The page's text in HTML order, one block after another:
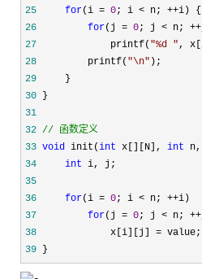
25
for(i = 0; i < n; ++
26
for(j = 0; j < n; ++
27
             printf(
"%d "
28
         printf(
"\n"
29
30
31
32 // 函数定义
33 void init(int x[][N], int n,
34
int
35
36
for(i = 0; i < n; ++
37
for(j = 0; j < n; ++
38
             x[i][j] =
39 }